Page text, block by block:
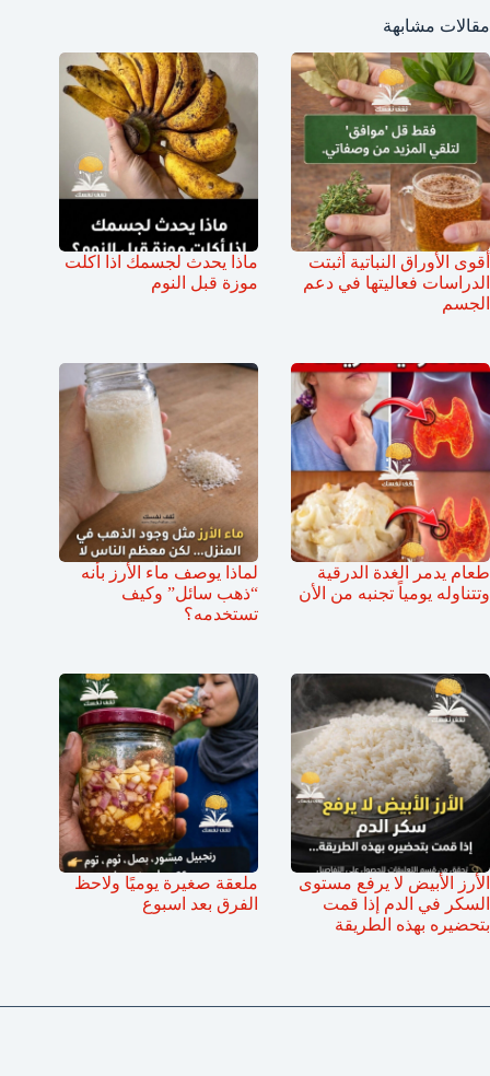
مقالات مشابهة
أقوى الأوراق النباتية أثبتت
الدراسات فعاليتها في دعم
الجسم
ماذا يحدث لجسمك اذا اكلت
موزة قبل النوم
طعام يدمر الغدة الدرقية
وتتناوله يومياً تجنبه من الأن
لماذا يوصف ماء الأرز بأنه
“ذهب سائل” وكيف
تستخدمه؟
الأرز الأبيض لا يرفع مستوى
السكر في الدم إذا قمت
بتحضيره بهذه الطريقة
ملعقة صغيرة يوميًا ولاحظ
الفرق بعد اسبوع